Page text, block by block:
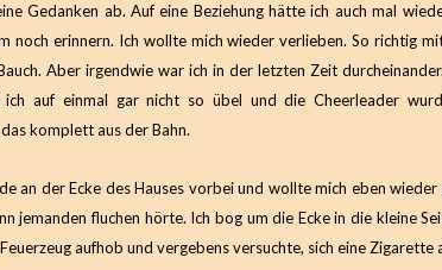
Gedanken ab. Auf eine Beziehung hätte ich auch mal
noch erinnern. Ich wollte mich wieder verlieben. So richtig
Aber irgendwie war ich in der letzten Zeit
ich auf einmal gar nicht so übel und die Cheerleader
komplett aus der Bahn.
an der Ecke des Hauses vorbei und wollte mich eben wieder
jemanden fluchen hörte. Ich bog um die Ecke in die kleine
aufhob und vergebens versuchte, sich eine Zigarette